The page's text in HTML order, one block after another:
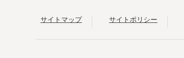
サイトマップ サイトポリシー